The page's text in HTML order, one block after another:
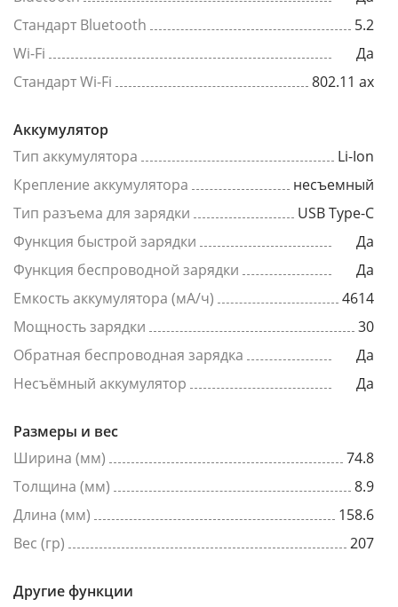
Стандарт Bluetooth
5.2
Wi-Fi
Да
Стандарт Wi-Fi
802.11 ax
Аккумулятор
Тип аккумулятора
Li-Ion
Крепление аккумулятора
несъемный
Тип разъема для зарядки
USB Type-C
Функция быстрой зарядки
Да
Функция беспроводной зарядки
Да
Емкость аккумулятора (мА/ч)
4614
Мощность зарядки
30
Обратная беспроводная зарядка
Да
Несъёмный аккумулятор
Да
Размеры и вес
Ширина (мм)
74.8
Толщина (мм)
8.9
Длина (мм)
158.6
Вес (гр)
207
Другие функции